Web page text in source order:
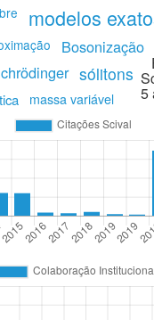
modelos
Bosonização
sólitons
massa variável 5